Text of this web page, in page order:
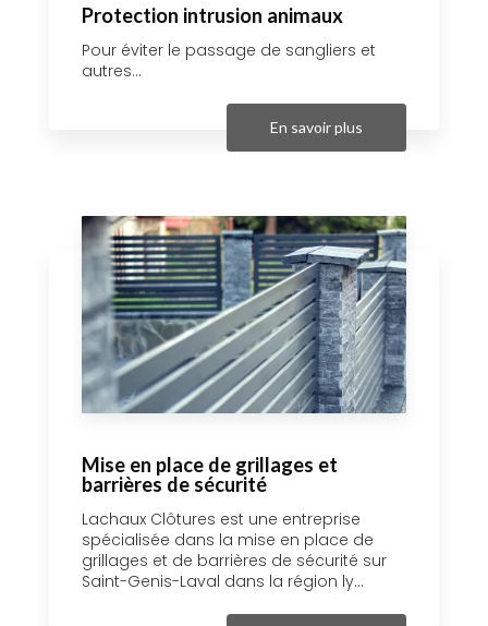
Protection intrusion animaux
Pour éviter le passage de sangliers et
autres...
En savoir plus
Mise en place de grillages et
barrières de sécurité
Lachaux Clôtures est une entreprise
spécialisée dans la mise en place de
grillages et de barrières de sécurité sur
Saint-Genis-Laval dans la région ly...